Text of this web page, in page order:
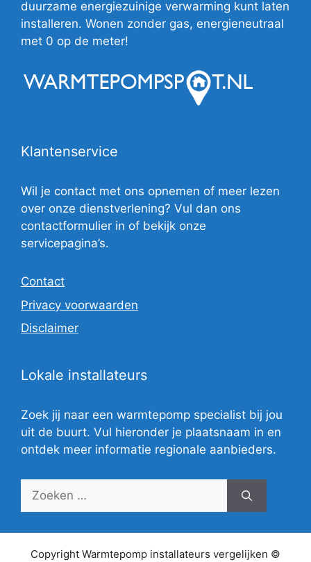
duurzame energiezuinige verwarming kunt laten
installeren. Wonen zonder gas, energieneutraal
met 0 op de meter!
Klantenservice
Wil je contact met ons opnemen of meer lezen
over onze dienstverlening? Vul dan ons
contactformulier in of bekijk onze
servicepagina’s.
Contact
Privacy voorwaarden
Disclaimer
Lokale installateurs
Zoek jij naar een warmtepomp specialist bij jou
uit de buurt. Vul hieronder je plaatsnaam in en
ontdek meer informatie regionale aanbieders.
Zoek
Copyright Warmtepomp installateurs vergelijken ©